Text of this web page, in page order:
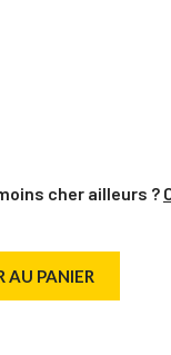
cher ailleurs ?
AU PANIER